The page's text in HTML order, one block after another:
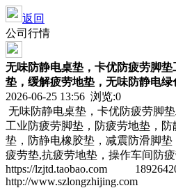
返回
公司行情
无味防静电桌垫，卡优防疲劳脚
垫，缓解疲劳地垫，无味防静电绿
2026-06-25 13:56 浏览:0
无味防静电桌垫，卡优防疲劳脚
工业防疲劳脚垫，防疲劳地垫，
垫，防静电橡胶垫，减震防滑脚
疲劳垫,抗疲劳地垫，操作车间防
https://lzjtd.taobao.com
http://www.szlongzhijing.com